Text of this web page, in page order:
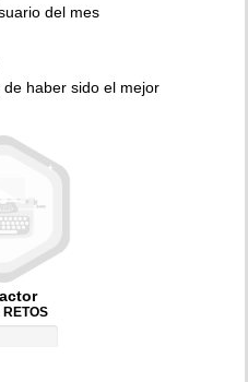
del mes
haber sido el mejor